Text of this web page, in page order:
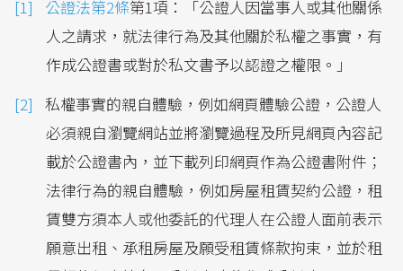
公證法第2條第1項：「公證人因當事人或其他關係
人之請求，就法律行為及其他關於私權之事實，有
作成公證書或對於私文書予以認證之權限。」
私權事實的親自體驗，例如網頁體驗公證，公證人
必須親自瀏覽網站並將瀏覽過程及所見網頁內容記
載於公證書內，並下載列印網頁作為公證書附件；
法律行為的親自體驗，例如房屋租賃契約公證，租
賃雙方須本人或他委託的代理人在公證人面前表示
願意出租、承租房屋及願受租賃條款拘束，並於租